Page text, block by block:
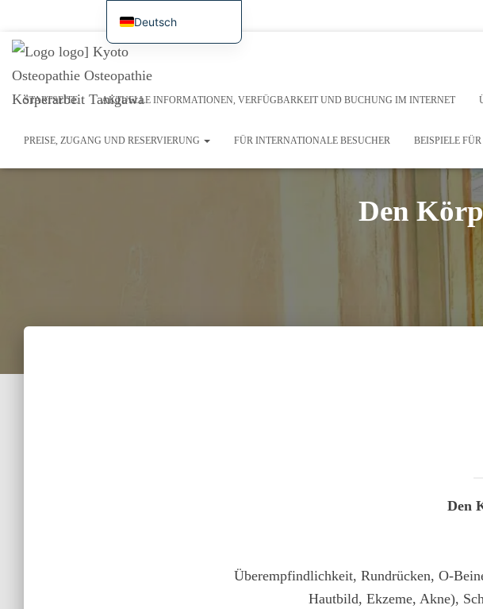
Aktuelle Informationen, Verfügbarkeit und Buchung im Internet
Symptomatologie / Fallstudien
Beispiele für aktuelle Behandlungen / Forschungstagebuch
STARTSEITE
AKTUELLE INFORMATIONEN, VERFÜGBARKEIT UND BUCHUNG IM INTERNET
PREISE, ZUGANG UND RESERVIERUNG FÜR INTERNATIONALE BESUCHER BEISPIELE
Den
Den
Überempfindlichkeit, Rundrücken, O-
Hautbild, Ekzeme, Akne),
Deutsch
日本語
English
Français